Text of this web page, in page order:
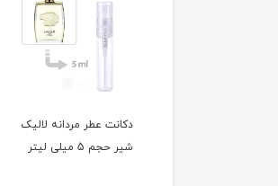
دکانت عطر مردانه لالیک
شیر حجم 5 میلی لیتر